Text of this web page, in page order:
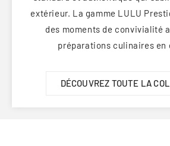
extérieur. La gamme LULU
des moments de convivialité
préparations culinaires en
DÉCOUVREZ TOUTE LA